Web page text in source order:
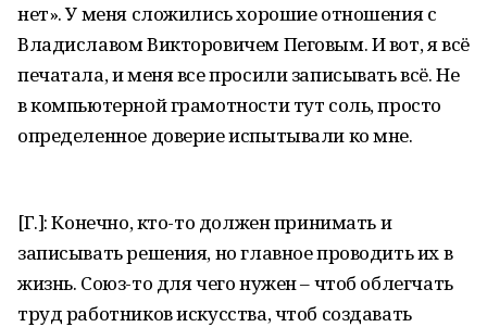
нет». У меня сложились хорошие отношения с
Владиславом Викторовичем Пеговым. И вот, я всё
печатала, и меня все просили записывать всё. Не
в компьютерной грамотности тут соль, просто
определенное доверие испытывали ко мне.
[Г.]: Конечно, кто-то должен принимать и
записывать решения, но главное проводить их в
жизнь. Союз-то для чего нужен – чтоб облегчать
труд работников искусства, чтоб создавать